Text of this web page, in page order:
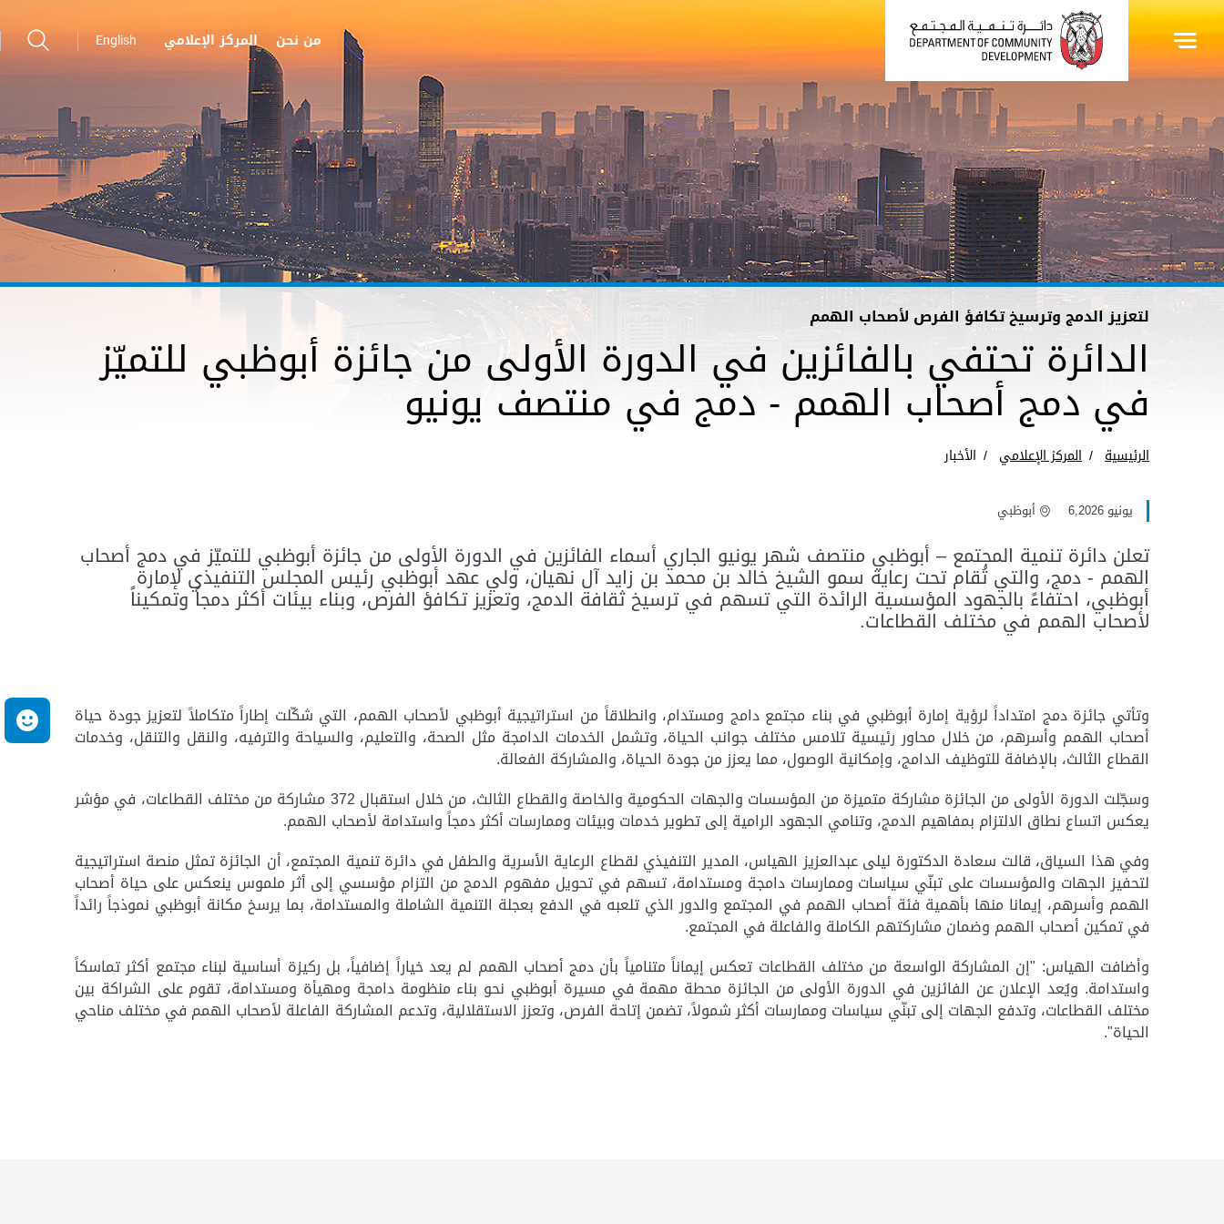
من نحن المركز الإعلامي English
لتعزيز الدمج وترسيخ تكافؤ الفرص لأصحاب الهمم
الدائرة تحتفي بالفائزين في الدورة الأولى من جائزة أبوظبي للتميّز
في دمج أصحاب الهمم - دمج في منتصف يونيو
الرئيسية المركز الإعلامي الأخبار
يونيو 6,2026 أبوظبي
تعلن دائرة تنمية المجتمع – أبوظبي منتصف شهر يونيو الجاري أسماء الفائزين في الدورة الأولى من جائزة أبوظبي للتميّز في دمج أصحاب
الهمم - دمج، والتي تُقام تحت رعاية سمو الشيخ خالد بن محمد بن زايد آل نهيان، ولي عهد أبوظبي رئيس المجلس التنفيذي لإمارة
أبوظبي، احتفاءً بالجهود المؤسسية الرائدة التي تسهم في ترسيخ ثقافة الدمج، وتعزيز تكافؤ الفرص، وبناء بيئات أكثر دمجاً وتمكيناً
لأصحاب الهمم في مختلف القطاعات.
وتأتي جائزة دمج امتداداً لرؤية إمارة أبوظبي في بناء مجتمع دامج ومستدام، وانطلاقاً من استراتيجية أبوظبي لأصحاب الهمم، التي شكّلت إطاراً متكاملاً لتعزيز جودة حياة
أصحاب الهمم وأسرهم، من خلال محاور رئيسية تلامس مختلف جوانب الحياة، وتشمل الخدمات الدامجة مثل الصحة، والتعليم، والسياحة والترفيه، والنقل والتنقل، وخدمات
القطاع الثالث، بالإضافة للتوظيف الدامج، وإمكانية الوصول، مما يعزز من جودة الحياة، والمشاركة الفعالة.
وسجّلت الدورة الأولى من الجائزة مشاركة متميزة من المؤسسات والجهات الحكومية والخاصة والقطاع الثالث، من خلال استقبال 372 مشاركة من مختلف القطاعات، في مؤشر
يعكس اتساع نطاق الالتزام بمفاهيم الدمج، وتنامي الجهود الرامية إلى تطوير خدمات وبيئات وممارسات أكثر دمجاً واستدامة لأصحاب الهمم.
وفي هذا السياق، قالت سعادة الدكتورة ليلى عبدالعزيز الهياس، المدير التنفيذي لقطاع الرعاية الأسرية والطفل في دائرة تنمية المجتمع، أن الجائزة تمثل منصة استراتيجية
لتحفيز الجهات والمؤسسات على تبنّي سياسات وممارسات دامجة ومستدامة، تسهم في تحويل مفهوم الدمج من التزام مؤسسي إلى أثر ملموس ينعكس على حياة أصحاب
الهمم وأسرهم، إيمانا منها بأهمية فئة أصحاب الهمم في المجتمع والدور الذي تلعبه في الدفع بعجلة التنمية الشاملة والمستدامة، بما يرسخ مكانة أبوظبي نموذجاً رائداً
في تمكين أصحاب الهمم وضمان مشاركتهم الكاملة والفاعلة في المجتمع.
وأضافت الهياس: "إن المشاركة الواسعة من مختلف القطاعات تعكس إيماناً متنامياً بأن دمج أصحاب الهمم لم يعد خياراً إضافياً، بل ركيزة أساسية لبناء مجتمع أكثر تماسكاً
واستدامة. ويُعد الإعلان عن الفائزين في الدورة الأولى من الجائزة محطة مهمة في مسيرة أبوظبي نحو بناء منظومة دامجة ومهيأة ومستدامة، تقوم على الشراكة بين
مختلف القطاعات، وتدفع الجهات إلى تبنّي سياسات وممارسات أكثر شمولاً، تضمن إتاحة الفرص، وتعزز الاستقلالية، وتدعم المشاركة الفاعلة لأصحاب الهمم في مختلف مناحي
الحياة".